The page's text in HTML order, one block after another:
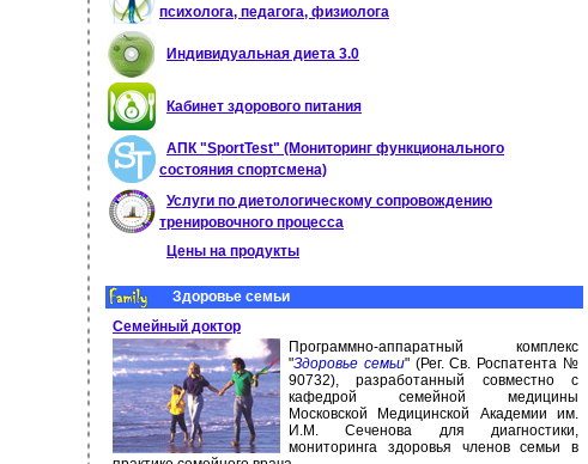
психолога, педагога, физиолога
Индивидуальная диета 3.0
Кабинет здорового питания
АПК "SportTest" (Мониторинг функционального
состояния спортсмена)
Услуги по диетологическому сопровождению
тренировочного процесса
Цены на продукты
Здоровье семьи
Семейный доктор
Программно-аппаратный комплекс
"Здоровье семьи" (Рег. Св. Роспатента №
90732), разработанный совместно с
кафедрой семейной медицины
Московской Медицинской Академии им.
И.М. Сеченова для диагностики,
мониторинга здоровья членов семьи в